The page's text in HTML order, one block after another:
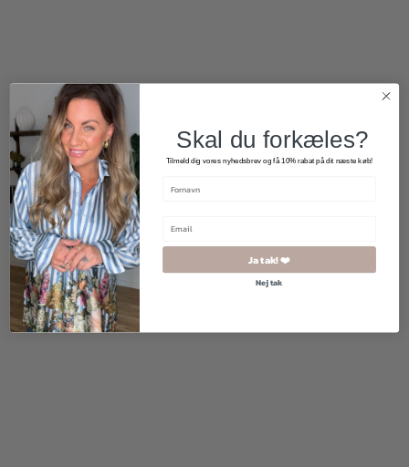
Skal du forkæles?
Tilmeld dig vores nyhedsbrev og få 10% rabat på dit næste køb!
Ja tak! ❤️
Nej tak